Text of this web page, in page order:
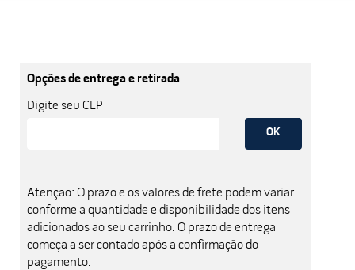
Opções de entrega e retirada
Digite seu CEP
OK
Atenção: O prazo e os valores de frete podem variar
conforme a quantidade e disponibilidade dos itens
adicionados ao seu carrinho. O prazo de entrega
começa a ser contado após a confirmação do
pagamento.